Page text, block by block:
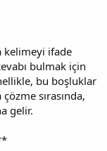
kelimeyi ifade
bulmak için
bu boşluklar
sırasında,
gelir.